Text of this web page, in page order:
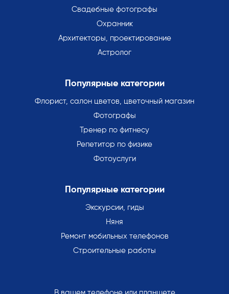
Свадебные фотографы
Охранник
Архитекторы, проектирование
Астролог
Популярные категории
Флорист, салон цветов, цветочный магазин
Фотографы
Тренер по фитнесу
Репетитор по физике
Фотоуслуги
Популярные категории
Экскурсии, гиды
Няня
Ремонт мобильных телефонов
Строительные работы